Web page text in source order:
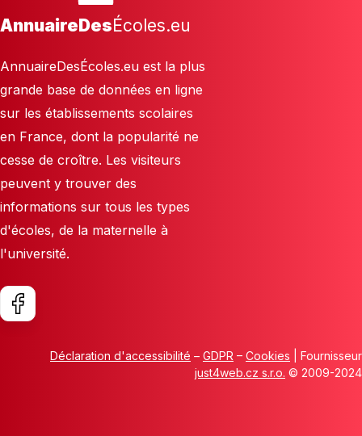
AnnuaireDesÉcoles.eu
AnnuaireDesÉcoles.eu est la plus
grande base de données en ligne
sur les établissements scolaires
en France, dont la popularité ne
cesse de croître. Les visiteurs
peuvent y trouver des
informations sur tous les types
d'écoles, de la maternelle à
l'université.
Déclaration d'accessibilité – GDPR – Cookies | Fournisseur
just4web.cz s.r.o. © 2009-2024